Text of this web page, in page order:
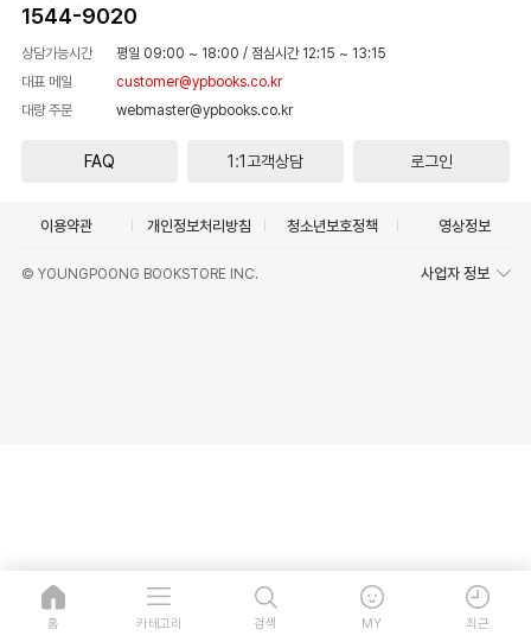
1544-9020
상담가능시간 평일 09:00 ~ 18:00 / 점심시간 12:15 ~ 13:15
대표 메일
customer@ypbooks.co.kr
대량 주문
webmaster@ypbooks.co.kr
FAQ 1:1고객상담 로그인
이용약관 개인정보처리방침 청소년보호정책 영상정보
© YOUNGPOONG BOOKSTORE INC. 사업자 정보
홈 카테고리 검색 MY 최근